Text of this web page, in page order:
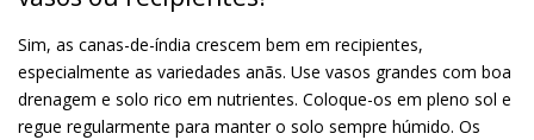
Sim, as canas-de-índia crescem bem em recipientes,
especialmente as variedades anãs. Use vasos grandes com boa
drenagem e solo rico em nutrientes. Coloque-os em pleno sol e
regue regularmente para manter o solo sempre húmido. Os